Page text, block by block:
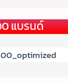
แบรนด์